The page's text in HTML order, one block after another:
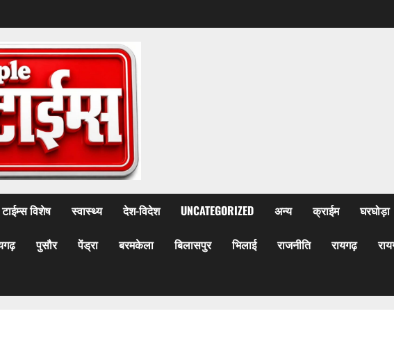
विशेष स्वास्थ्य देश-विदेश UNCATEGORIZED अन्य क्राईम घरघोड़ा
पुसौर पेंड्रा बरमकेला बिलासपुर भिलाई राजनीति रायगढ़